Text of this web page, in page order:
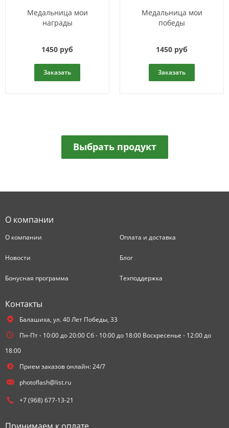
Медальница мои
награды
1450 руб
Заказать
Медальница мои
победы
1450 руб
Заказать
Выбрать продукт
О компании
О компании Оплата и доставка
Новости Блог
Бонусная программа Техподдержка
Контакты
Балашиха, ул. 40 Лет Победы, 33
Пн-Пт - 10:00 до 20:00 Сб - 10:00 до 18:00 Воскресенье - 12:00 до
18:00
Прием заказов онлайн: 24/7
photoflash@list.ru
+7 (968) 677-13-21